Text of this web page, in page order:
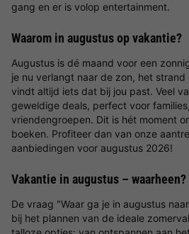
gang en er is volop entertainment.
Waarom in augustus op vakantie?
Augustus is dé maand voor een
je nu verlangt naar de zon, het
vindt altijd iets dat bij jou past. Veel
geweldige deals, perfect voor
vriendengroepen. Dit is hét moment
boeken. Profiteer dan van onze
aanbiedingen voor augustus 2026!
Vakantie in augustus – waarheen?
De vraag "Waar ga je in augustus
bij het plannen van de ideale